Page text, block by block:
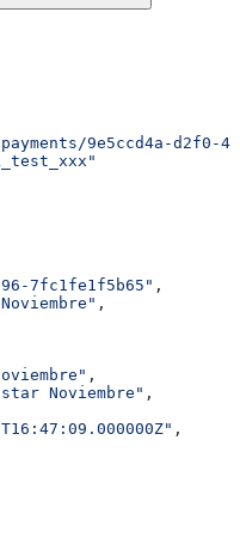
9e5ccd4a-d2f0-
7fc1fe1f5b65" ,
,
,
Noviembre" ,
,